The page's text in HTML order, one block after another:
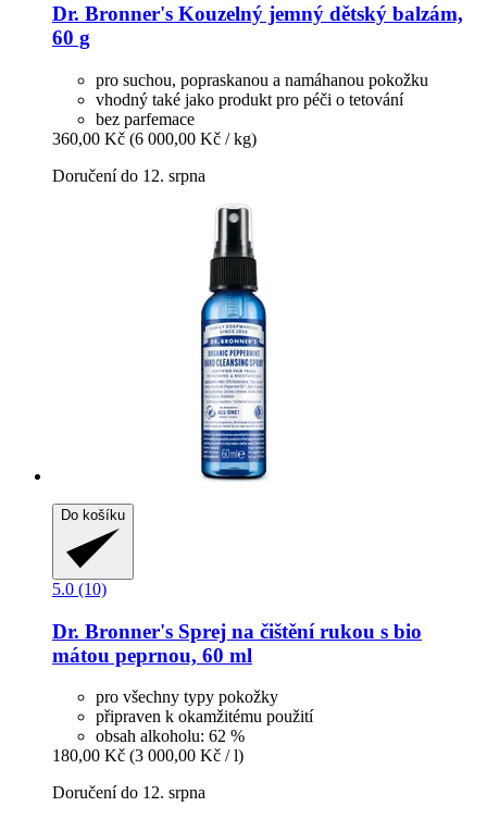
Dr. Bronner's Kouzelný jemný dětský balzám,
60 g
pro suchou, popraskanou a namáhanou pokožku
vhodný také jako produkt pro péči o tetování
bez parfemace
360,00 Kč (6 000,00 Kč / kg)
Doručení do 12. srpna
Do košíku
5.0 (10)
Dr. Bronner's Sprej na čištění rukou s bio
mátou peprnou, 60 ml
pro všechny typy pokožky
připraven k okamžitému použití
obsah alkoholu: 62 %
180,00 Kč (3 000,00 Kč / l)
Doručení do 12. srpna